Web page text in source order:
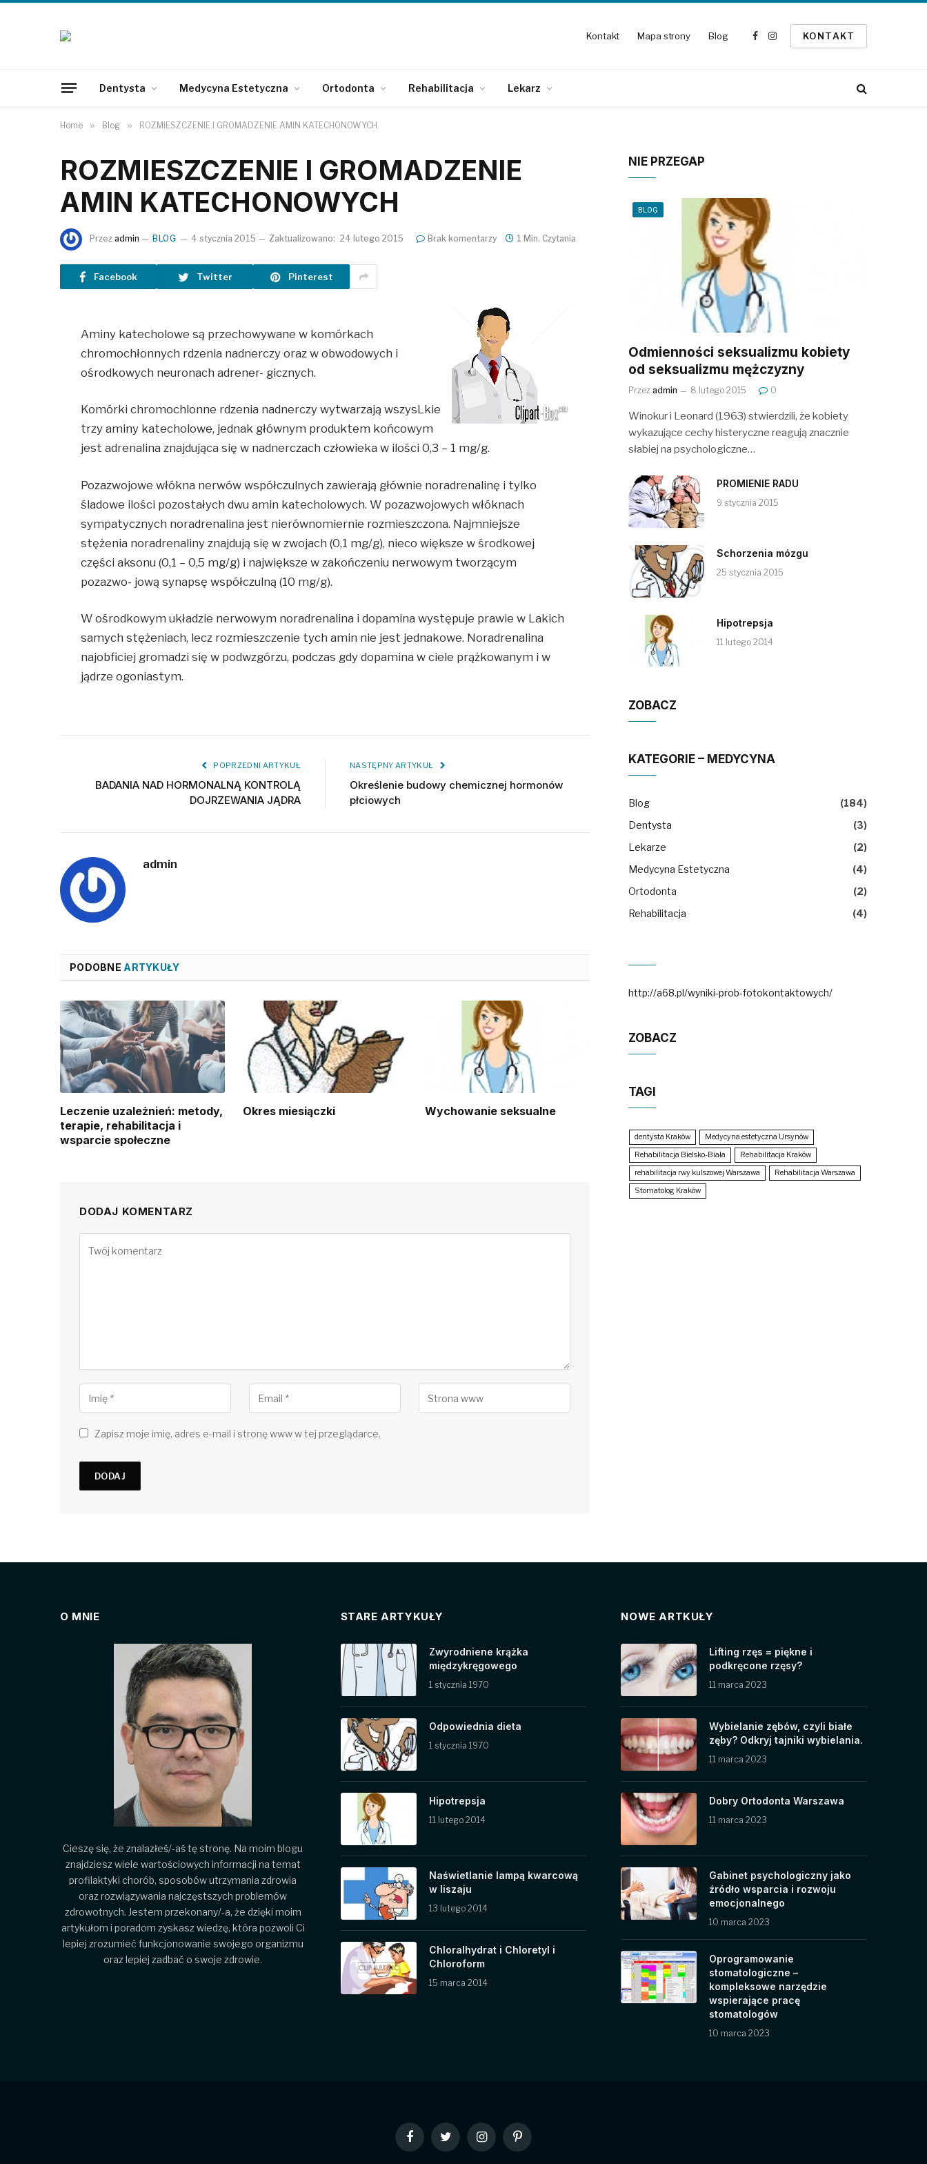
Kontakt Mapa strony Blog
Facebook
Instagram
KONTAKT
Dentysta Medycyna Estetyczna Ortodonta Rehabilitacja Lekarz
Home » Blog » ROZMIESZCZENIE I GROMADZENIE AMIN KATECHONOWYCH
ROZMIESZCZENIE I GROMADZENIE
AMIN KATECHONOWYCH
Przez admin BLOG 4 stycznia 2015 Zaktualizowano: 24 lutego 2015 Brak komentarzy 1 Min. Czytania
Facebook Twitter Pinterest
Aminy katecholowe są przechowywane w komórkach
chromochłonnych rdzenia nadnerczy oraz w obwodowych i
ośrodkowych neuronach adrener- gicznych.
Komórki chromochlonne rdzenia nadnerczy wytwarzają wszysLkie
trzy aminy katecholowe, jednak głównym produktem końcowym
jest adrenalina znajdująca się w nadnerczach człowieka w ilości 0,3 – 1 mg/g.
Pozazwojowe włókna nerwów współczulnych zawierają głównie noradrenalinę i tylko
śladowe ilości pozostałych dwu amin katecholowych. W pozazwojowych włóknach
sympatycznych noradrenalina jest nierównomiernie rozmieszczona. Najmniejsze
stężenia noradrenaliny znajdują się w zwojach (0,1 mg/g), nieco większe w środkowej
części aksonu (0,1 – 0,5 mg/g) i największe w zakończeniu nerwowym tworzącym
pozazwo- jową synapsę współczulną (10 mg/g).
W ośrodkowym układzie nerwowym noradrenalina i dopamina występuje prawie w Lakich
samych stężeniach, lecz rozmieszczenie tych amin nie jest jednakowe. Noradrenalina
najobficiej gromadzi się w podwzgórzu, podczas gdy dopamina w ciele prążkowanym i w
jądrze ogoniastym.
POPRZEDNI ARTYKUŁ
BADANIA NAD HORMONALNĄ KONTROLĄ
DOJRZEWANIA JĄDRA
NASTĘPNY ARTYKUŁ
Określenie budowy chemicznej hormonów
płciowych
admin
PODOBNE ARTYKUŁY
Leczenie uzależnień: metody,
terapie, rehabilitacja i
wsparcie społeczne
Okres miesiączki Wychowanie seksualne
DODAJ KOMENTARZ
Zapisz moje imię, adres e-mail i stronę www w tej przeglądarce.
NIE PRZEGAP
BLOG
Odmienności seksualizmu kobiety
od seksualizmu mężczyzny
Przez admin 8 lutego 2015 0
Winokur i Leonard (1963) stwierdzili, że kobiety
wykazujące cechy histeryczne reagują znacznie
słabiej na psychologiczne…
PROMIENIE RADU
9 stycznia 2015
Schorzenia mózgu
25 stycznia 2015
Hipotrepsja
11 lutego 2014
ZOBACZ
KATEGORIE – MEDYCYNA
Blog
(184)
Dentysta
(3)
Lekarze
(2)
Medycyna Estetyczna
(4)
Ortodonta
(2)
Rehabilitacja
(4)
http://a68.pl/wyniki-prob-fotokontaktowych/
ZOBACZ
TAGI
dentysta Kraków
Medycyna estetyczna Ursynów
Rehabilitacja Bielsko-Biała
Rehabilitacja Kraków
rehabilitacja rwy kulszowej Warszawa
Rehabilitacja Warszawa
Stomatolog Kraków
O MNIE
Cieszę się, że znalazłeś/-aś tę stronę. Na moim blogu
znajdziesz wiele wartościowych informacji na temat
profilaktyki chorób, sposobów utrzymania zdrowia
oraz rozwiązywania najczęstszych problemów
zdrowotnych. Jestem przekonany/-a, że dzięki moim
artykułom i poradom zyskasz wiedzę, która pozwoli Ci
lepiej zrozumieć funkcjonowanie swojego organizmu
oraz lepiej zadbać o swoje zdrowie.
STARE ARTYKUŁY
Zwyrodniene krążka
międzykręgowego
1 stycznia 1970
Odpowiednia dieta
1 stycznia 1970
Hipotrepsja
11 lutego 2014
Naświetlanie lampą kwarcową
w liszaju
13 lutego 2014
Chloralhydrat i Chloretyl i
Chloroform
15 marca 2014
NOWE ARTKUŁY
Lifting rzęs = piękne i
podkręcone rzęsy?
11 marca 2023
Wybielanie zębów, czyli białe
zęby? Odkryj tajniki wybielania.
11 marca 2023
Dobry Ortodonta Warszawa
11 marca 2023
Gabinet psychologiczny jako
źródło wsparcia i rozwoju
emocjonalnego
10 marca 2023
Oprogramowanie
stomatologiczne –
kompleksowe narzędzie
wspierające pracę
stomatologów
10 marca 2023
FacebookTwitter InstagramPinterest